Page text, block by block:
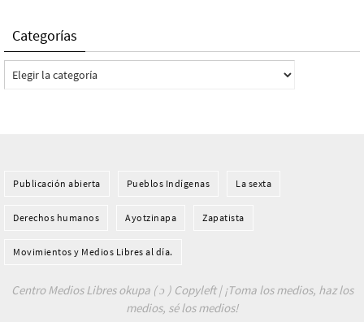
Categorías
Categorías
Publicación abierta Pueblos Indí­genas La sexta
Derechos humanos Ayotzinapa Zapatista
Movimientos y Medios Libres al día.
Centro Medios Libres okupa ( ɔ ) Copyleft | ¡Toma los medios, haz los
medios, sé los medios!